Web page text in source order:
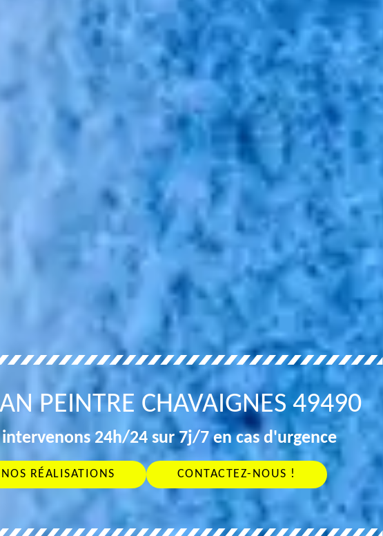
PEINTRE CHAVAIGNES 49490
intervenons 24h/24 sur 7j/7 en cas d'urgence
NOS RÉALISATIONS CONTACTEZ-NOUS !